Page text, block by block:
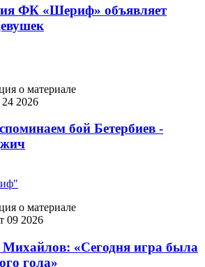
ФК «Шериф» объявляет
о материале
2026
бой Бетербиев -
о материале
09 2026
«Сегодня игра была
гола»